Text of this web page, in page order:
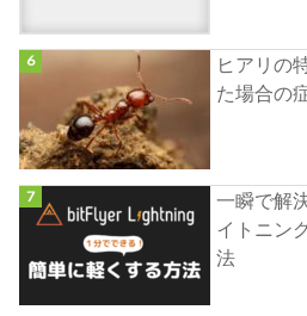
ヒアリの
た場合の
一瞬で解
イトニン
法